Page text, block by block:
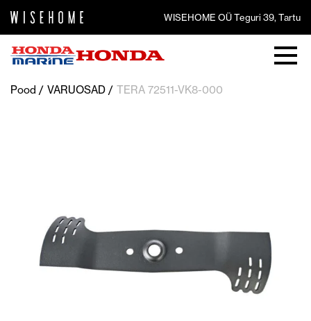
WISEHOME OÜ Teguri 39, Tartu
Pood VARUOSAD TERA 72511-VK8-000